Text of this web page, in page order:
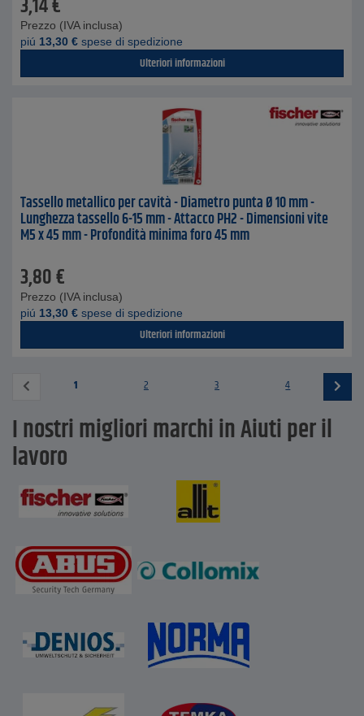
3,14€
Prezzo (IVA inclusa)
piú 13,30 € spese di spedizione
Ulteriori informazioni
Tassello metallico per cavità - Diametro punta Ø 10 mm -
Lunghezza tassello 6-15 mm - Attacco PH2 - Dimensioni vite
M5 x 45 mm - Profondità minima foro 45 mm
3,80€
Prezzo (IVA inclusa)
piú 13,30 € spese di spedizione
Ulteriori informazioni
1 2 3 4
I nostri migliori marchi in Aiuti per il
lavoro